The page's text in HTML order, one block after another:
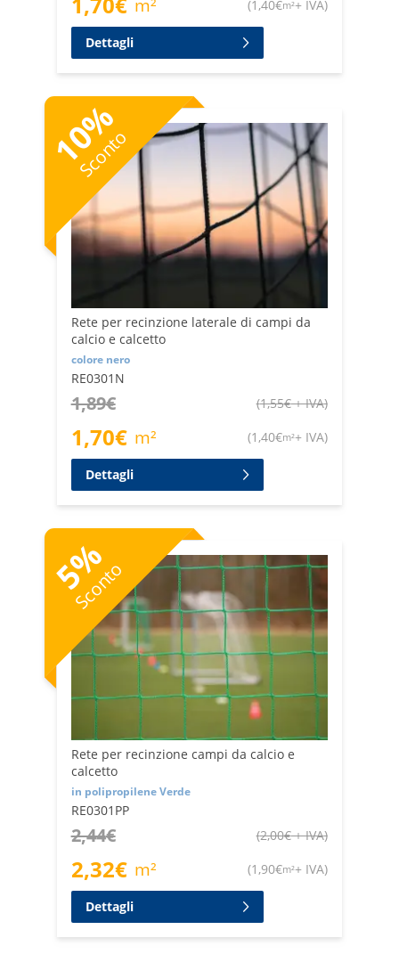
m² (1,40€m²+ IVA)
Dettagli
10
%
Sconto
Rete per recinzione laterale di campi da
calcio e calcetto
colore nero
RE0301N
1,89€ (1,55€+ IVA)
1,70€ m² (1,40€m²+ IVA)
Dettagli
5
%
Sconto
Rete per recinzione campi da calcio e
calcetto
in polipropilene Verde
RE0301PP
2,44€ (2,00€+ IVA)
2,32€ m² (1,90€m²+ IVA)
Dettagli